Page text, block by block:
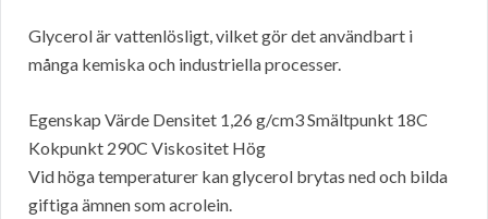
Glycerol är vattenlösligt, vilket gör det användbart i
många kemiska och industriella processer.
Egenskap Värde Densitet 1,26 g/cm3 Smältpunkt 18C
Kokpunkt 290C Viskositet Hög
Vid höga temperaturer kan glycerol brytas ned och bilda
giftiga ämnen som acrolein.